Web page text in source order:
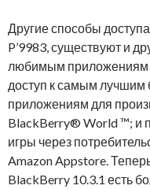
Другие способы
P’9983, существуют и
любимым приложениям
доступ к самым лучшим
приложениям для
BlackBerry® World ™; и
игры через
Amazon Appstore.
BlackBerry 10.3.1 есть